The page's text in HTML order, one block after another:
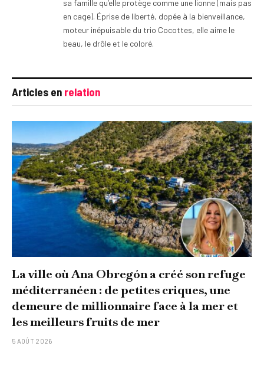
sa famille qu’elle protège comme une lionne (mais pas
en cage). Éprise de liberté, dopée à la bienveillance,
moteur inépuisable du trio Cocottes, elle aime le
beau, le drôle et le coloré.
Articles en relation
La ville où Ana Obregón a créé son refuge
méditerranéen : de petites criques, une
demeure de millionnaire face à la mer et
les meilleurs fruits de mer
5 AOÛT 2026